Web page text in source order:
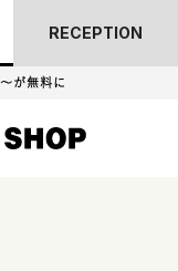
RECEPTION
が無料に